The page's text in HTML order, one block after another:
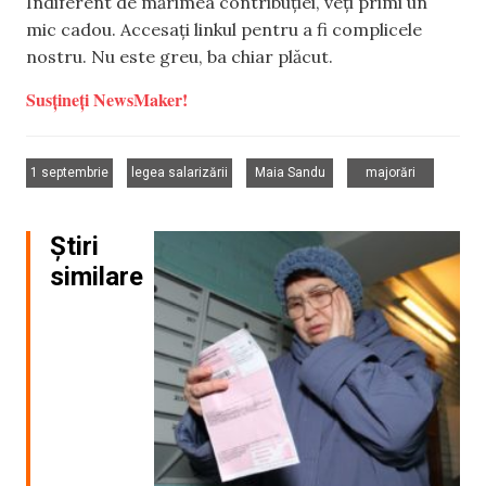
mic cadou. Accesați linkul pentru a fi complicele
nostru. Nu este greu, ba chiar plăcut.
Susțineți NewsMaker!
1 septembrie
legea salarizării
Maia Sandu
majorări
Știri
similare